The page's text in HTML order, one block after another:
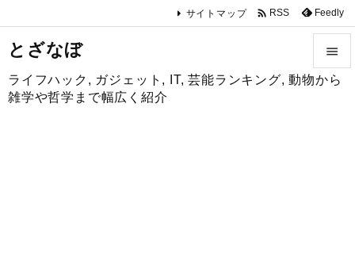
とざなぼ
ライフハック, ガジェット, IT, 芸能ランキング, 動物から
雑学や哲学まで幅広く紹介


サイトマップ  RSS Feedly